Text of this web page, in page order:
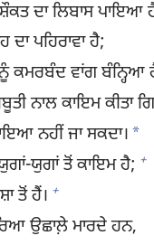
ਦਾ ਲਿਬਾਸ ਪਾਇਆ
ਦਾ ਪਹਿਰਾਵਾ ਹੈ;
ਵਾਂਗ ਬੰਨ੍ਹਿਆ
ਨਾਲ ਕਾਇਮ ਕੀਤਾ
ਨਹੀਂ ਜਾ ਸਕਦਾ। *
ਯੁਗਾਂ ਤੋਂ ਕਾਇਮ ਹੈ; +
ਤੋਂ ਹੈਂ। +
ਉਛਾਲ਼ੇ ਮਾਰਦੇ ਹਨ,